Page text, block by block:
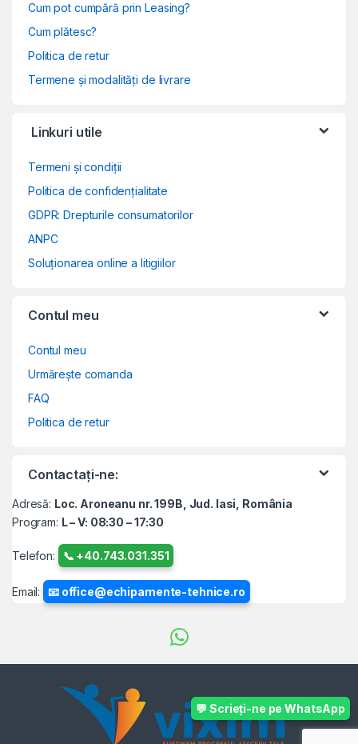
💬 Scrieți-ne pe WhatsApp
Cum pot cumpără prin Leasing?
Cum plătesc?
Politica de retur
Termene și modalități de livrare
Linkuri utile
Termeni și condiții
Politica de confidențialitate
GDPR: Drepturile consumatorilor
ANPC
Soluționarea online a litigiilor
Contul meu
Contul meu
Urmărește comanda
FAQ
Politica de retur
Contactați-ne:
Adresă: Loc. Aroneanu nr. 199B, Jud. Iasi, România
Program: L – V: 08:30 – 17:30
Telefon: 📞 +40.743.031.351
Email: 📧 office@echipamente-tehnice.ro